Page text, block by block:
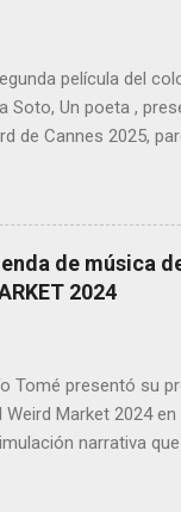
película del
Soto, Un poeta ,
de Cannes 2025,
la creación artística,
y la supuesta
en un mundo que
lo que podía
que resultan
Rodada en
4:3 que busca
de música
2024
Tomé presentó su
Weird Market 2024
narrativa
precedido por el